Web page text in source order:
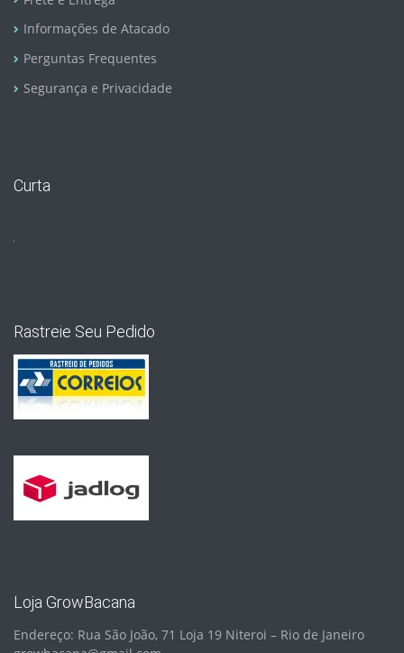
Informações de Atacado
Perguntas Frequentes
Segurança e Privacidade
Curta
Rastreie Seu Pedido
Loja GrowBacana
Endereço: Rua São João, 71 Loja 19 Niteroi – Rio de Janeiro